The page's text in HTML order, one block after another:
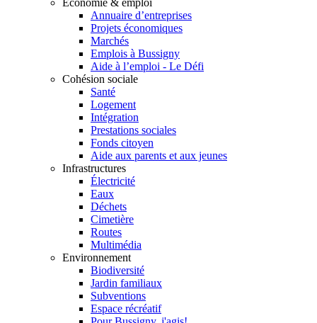
Economie & emploi
Annuaire d’entreprises
Projets économiques
Marchés
Emplois à Bussigny
Aide à l’emploi - Le Défi
Cohésion sociale
Santé
Logement
Intégration
Prestations sociales
Fonds citoyen
Aide aux parents et aux jeunes
Infrastructures
Électricité
Eaux
Déchets
Cimetière
Routes
Multimédia
Environnement
Biodiversité
Jardin familiaux
Subventions
Espace récréatif